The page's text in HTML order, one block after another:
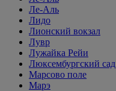
Ле-Аль
Лидо
Лионский вокзал
Лувр
Лужайка Рейи
Люксембургский сад
Марсово поле
Марэ